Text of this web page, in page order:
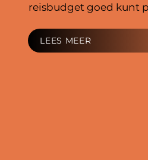
reisbudget goed kunt
LEES MEER